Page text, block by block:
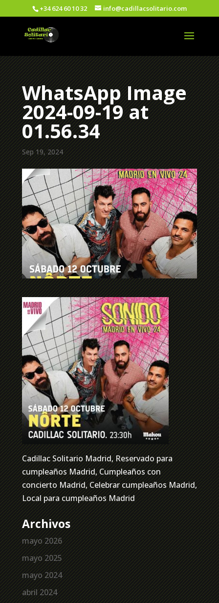
+34 624 60 10 32 info@cadillacsolitario.com
WhatsApp Image
2024-09-19 at
01.56.34
Sep 19, 2024
Cadillac Solitario Madrid, Reservado para
cumpleaños Madrid, Cumpleaños con
concierto Madrid, Celebrar cumpleaños Madrid,
Local para cumpleaños Madrid
Archivos
mayo 2026
mayo 2025
mayo 2024
abril 2024